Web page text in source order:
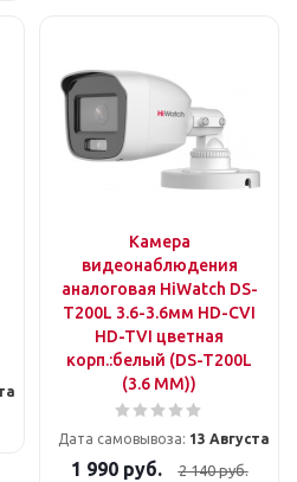
Камера
видеонаблюдения
аналоговая HiWatch DS-
T200L 3.6-3.6мм HD-CVI
HD-TVI цветная
корп.:белый (DS-T200L
(3.6 MM))
Дата самовывоза: 13 Августа
1 990руб. 2 140руб.